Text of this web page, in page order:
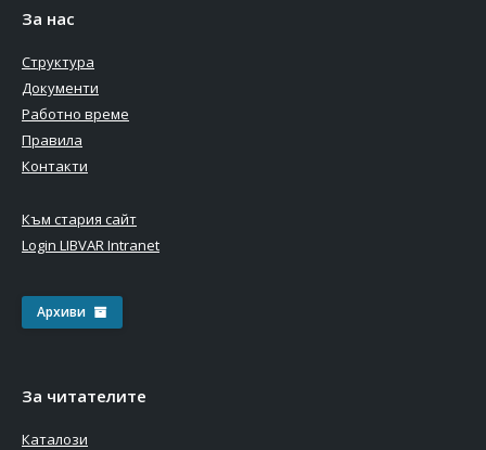
За нас
Структура
Документи
Работно време
Правила
Контакти
Към стария сайт
Login LIBVAR Intranet
Архиви
За читателите
Каталози